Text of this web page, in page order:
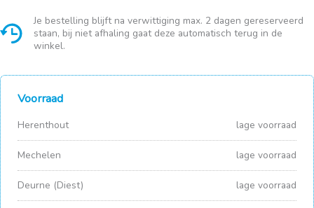
Je bestelling blijft na verwittiging max. 2 dagen gereserveerd
staan, bij niet afhaling gaat deze automatisch terug in de
winkel.
Voorraad
Herenthout lage voorraad
Mechelen lage voorraad
Deurne (Diest) lage voorraad